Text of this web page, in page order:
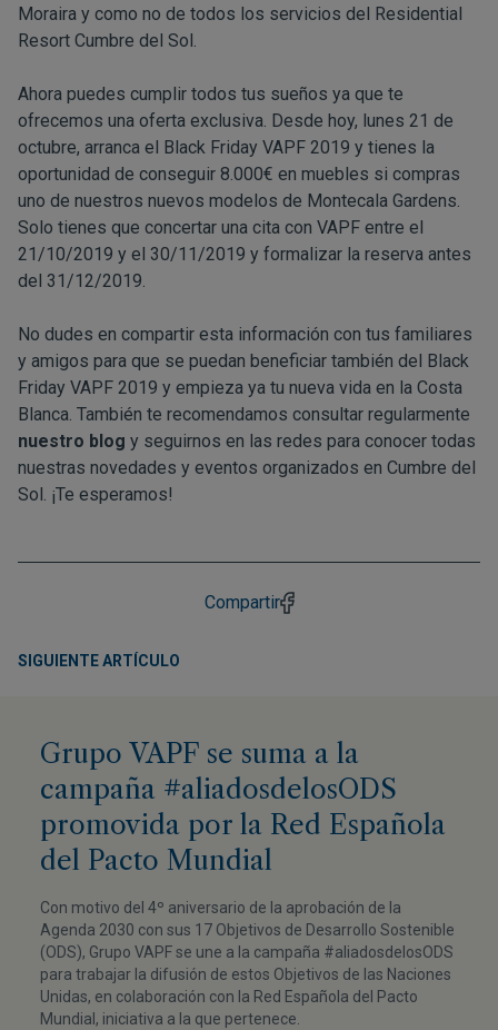
Moraira y como no de todos los servicios del Residential
Resort Cumbre del Sol.
Ahora puedes cumplir todos tus sueños ya que te
ofrecemos una oferta exclusiva. Desde hoy, lunes 21 de
octubre, arranca el Black Friday VAPF 2019 y tienes la
oportunidad de conseguir 8.000€ en muebles si compras
uno de nuestros nuevos modelos de Montecala Gardens.
Solo tienes que concertar una cita con VAPF entre el
21/10/2019 y el 30/11/2019 y formalizar la reserva antes
del 31/12/2019.
No dudes en compartir esta información con tus familiares
y amigos para que se puedan beneficiar también del Black
Friday VAPF 2019 y empieza ya tu nueva vida en la Costa
Blanca. También te recomendamos consultar regularmente
nuestro blog y seguirnos en las redes para conocer todas
nuestras novedades y eventos organizados en Cumbre del
Sol. ¡Te esperamos!
Compartir
SIGUIENTE ARTÍCULO
Grupo VAPF se suma a la
campaña #aliadosdelosODS
promovida por la Red Española
del Pacto Mundial
Con motivo del 4º aniversario de la aprobación de la
Agenda 2030 con sus 17 Objetivos de Desarrollo Sostenible
(ODS), Grupo VAPF se une a la campaña #aliadosdelosODS
para trabajar la difusión de estos Objetivos de las Naciones
Unidas, en colaboración con la Red Española del Pacto
Mundial, iniciativa a la que pertenece.